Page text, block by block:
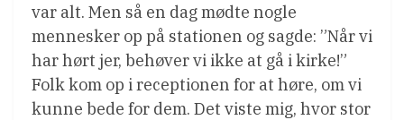
var alt. Men så en dag mødte nogle
mennesker op på stationen og sagde: ”Når vi
har hørt jer, behøver vi ikke at gå i kirke!”
Folk kom op i receptionen for at høre, om vi
kunne bede for dem. Det viste mig, hvor stor